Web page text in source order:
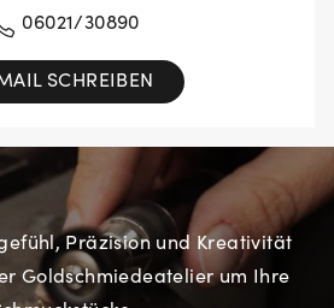
06021/30890
SCHREIBEN
Präzision und Kreativität
Goldschmiedeatelier um Ihre